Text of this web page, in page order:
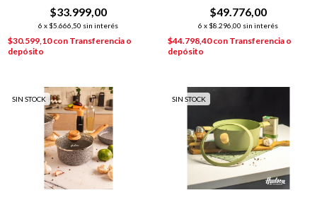
$33.999,00
6 x $5.666,50 sin interés
$30.599,10con Transferencia o
depósito
$49.776,00
6 x $8.296,00 sin interés
$44.798,40con Transferencia o
depósito
SIN STOCK SIN STOCK